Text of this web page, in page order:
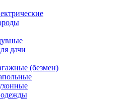
дачи
(безмен)